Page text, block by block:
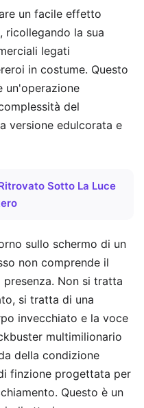
un facile effetto
ricollegando la sua
legati
in costume. Questo
un'operazione
del
versione edulcorata e
Sotto La Luce
sullo schermo di un
non comprende il
Non si tratta
si tratta di una
invecchiato e la voce
multimilionario
della condizione
finzione progettata per
Questo è un